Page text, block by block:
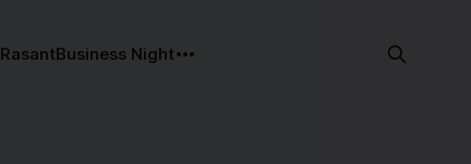
RasantBusiness Night